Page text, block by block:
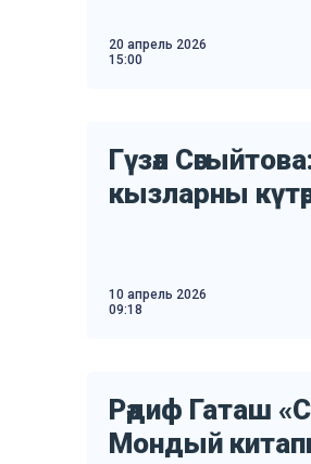
20 апрель 2026
15:00
Гүзәл
кызларны
10 апрель 2026
09:18
Рәдиф Гаташ
Мондый